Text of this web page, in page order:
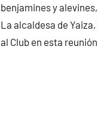
benjamines y
La alcaldesa de
al Club en esta